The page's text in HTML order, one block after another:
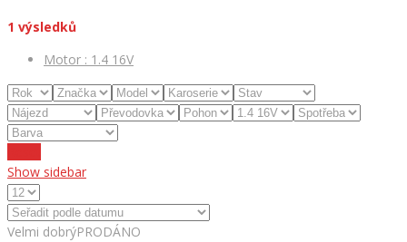
1 výsledků
Motor : 1.4 16V
Show sidebar
Velmi dobrýPRODÁNO